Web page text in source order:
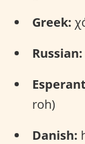
Greek:
Russian:
roh)
Danish: